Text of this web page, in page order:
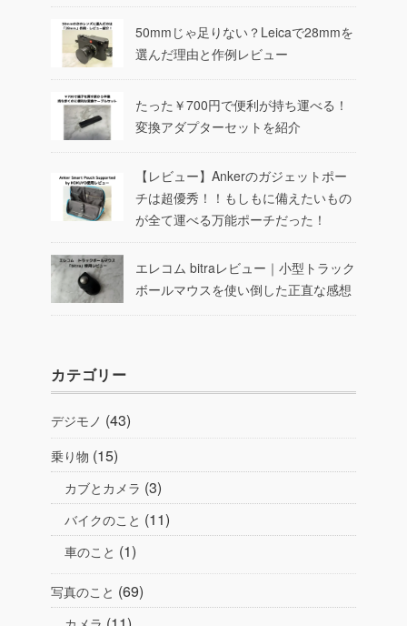
50mmじゃ足りない？Leicaで28mmを
選んだ理由と作例レビュー
たった￥700円で便利が持ち運べる！
変換アダプターセットを紹介
【レビュー】Ankerのガジェットポー
チは超優秀！！もしもに備えたいもの
が全て運べる万能ポーチだった！
エレコム bitraレビュー｜小型トラック
ボールマウスを使い倒した正直な感想
カテゴリー
デジモノ (43)
乗り物 (15)
カブとカメラ (3)
バイクのこと (11)
車のこと (1)
写真のこと (69)